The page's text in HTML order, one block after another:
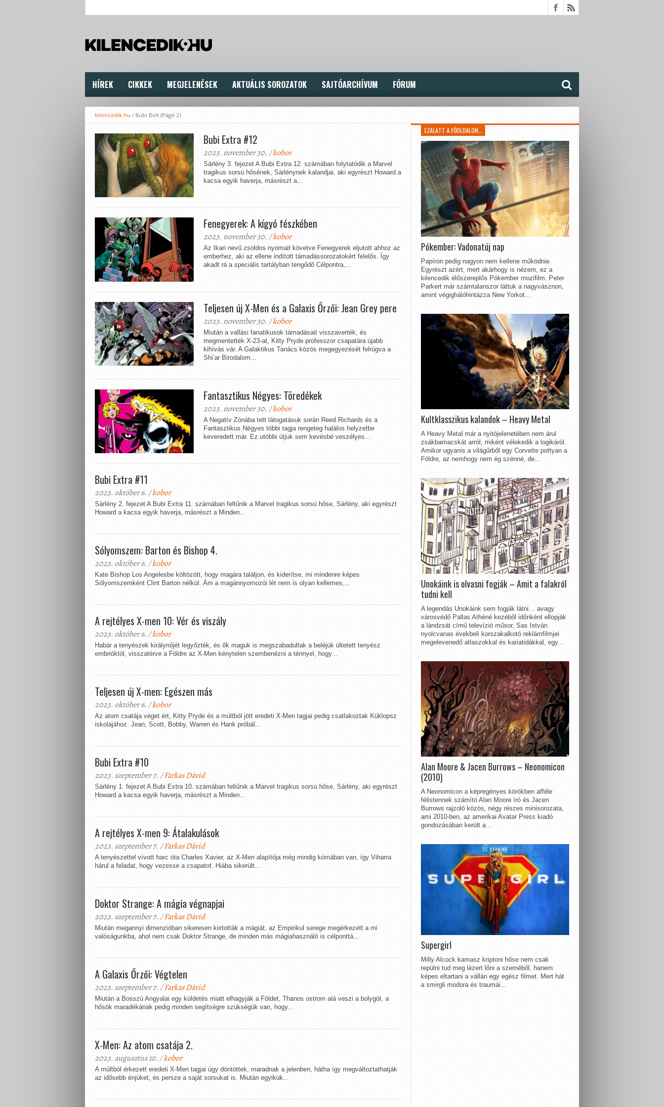
HÍREK CIKKEK MEGJELENÉSEK AKTUÁLIS SOROZATOK SAJTÓARCHÍVUM FÓRUM
kilencedik.hu / Bubi Bolt (Page 2)
Bubi Extra #12
2023. november 30. /kobor
Sárlény 3. fejezet A Bubi Extra 12. számában folytatódik a Marvel
tragikus sorsú hősének, Sárlénynek kalandjai, aki egyrészt Howard a
kacsa egyik haverja, másrészt a...
Fenegyerek: A kígyó fészkében
2023. november 30. /kobor
Az Ikari nevű zsoldos nyomait követve Fenegyerek eljutott ahhoz az
emberhez, aki az ellene indított támadássorozatokért felelős. Így
akadt rá a speciális tartályban tengődő Célpontra,...
Teljesen új X-Men és a Galaxis Őrzői: Jean Grey pere
2023. november 30. /kobor
Miután a vallási fanatikusok támadásait visszaverték, és
megmentették X-23-at, Kitty Pryde professzor csapatára újabb
kihívás vár. A Galaktikus Tanács közös megegyezését felrúgva a
Shi’ar Birodalom...
Fantasztikus Négyes: Töredékek
2023. november 30. /kobor
A Negatív Zónába tett látogatásuk során Reed Richards és a
Fantasztikus Négyes többi tagja rengeteg halálos helyzetbe
keveredett már. Ez utóbbi útjuk sem kevésbé veszélyes...
Bubi Extra #11
2023. október 6. /kobor
Sárlény 2. fejezet A Bubi Extra 11. számában feltűnik a Marvel tragikus sorsú hőse, Sárlény, aki egyrészt
Howard a kacsa egyik haverja, másrészt a Minden...
Sólyomszem: Barton és Bishop 4.
2023. október 6. /kobor
Kate Bishop Los Angelesbe költözött, hogy magára találjon, és kiderítse, mi mindenre képes
Sólyomszemként Clint Barton nélkül. Ám a magánnyomozói lét nem is olyan kellemes,...
A rejtélyes X-men 10: Vér és viszály
2023. október 6. /kobor
Habár a tenyészek királynőjét legyőzték, és ők maguk is megszabadultak a beléjük ültetett tenyész
embrióktól, visszatérve a Földre az X-Men kénytelen szembenézni a ténnyel, hogy...
Teljesen új X-men: Egészen más
2023. október 6. /kobor
Az atom csatája véget ért, Kitty Pryde és a múltból jött eredeti X-Men tagjai pedig csatlakoztak Küklopsz
iskolájához. Jean, Scott, Bobby, Warren és Hank próbál...
Bubi Extra #10
2023. szeptember 7. /Farkas Dávid
Sárlény 1. fejezet A Bubi Extra 10. számában feltűnik a Marvel tragikus sorsú hőse, Sárlény, aki egyrészt
Howard a kacsa egyik haverja, másrészt a Minden...
A rejtélyes X-men 9: Átalakulások
2023. szeptember 7. /Farkas Dávid
A tenyészettel vívott harc óta Charles Xavier, az X-Men alapítója még mindig kómában van, így Viharra
hárul a feladat, hogy vezesse a csapatot. Hiába sikerült...
Doktor Strange: A mágia végnapjai
2023. szeptember 7. /Farkas Dávid
Miután megannyi dimenzióban sikeresen kiirtották a mágiát, az Empirikul serege megérkezett a mi
valóságunkba, ahol nem csak Doktor Strange, de minden más mágiahasználó is célponttá...
A Galaxis Őrzői: Végtelen
2023. szeptember 7. /Farkas Dávid
Miután a Bosszú Angyalai egy küldetés miatt elhagyják a Földet, Thanos ostrom alá veszi a bolygót, a
hősök maradékának pedig minden segítségre szükségük van, hogy...
X-Men: Az atom csatája 2.
2023. augusztus 10. /kobor
A múltból érkezett eredeti X-Men tagjai úgy döntöttek, maradnak a jelenben, hátha így megváltoztathatják
az idősebb énjüket, és persze a saját sorsukat is. Miután egyikük...
EZALATT A FŐOLDALON…
Pókember: Vadonatúj nap
Papíron pedig nagyon nem kellene működnie.
Egyrészt azért, mert akárhogy is nézem, ez a
kilencedik élőszereplős Pókember mozifilm. Peter
Parkert már számtalanszor láttuk a nagyvásznon,
amint végighálóhintázza New Yorkot...
Kultklasszikus kalandok – Heavy Metal
A Heavy Metal már a nyitójelenetében nem árul
zsákbamacskát arról, miként vélekedik a logikáról.
Amikor ugyanis a világűrből egy Corvette pottyan a
Földre, az nemhogy nem ég szénné, de...
Unokáink is olvasni fogják – Amit a falakról
tudni kell
A legendás Unokáink sem fogják látni… avagy
városvédő Pallas Athéné kezéből időnként ellopják
a lándzsát című televízió műsor, Sas István
nyolcvanas évekbeli korszakalkotó reklámfilmjei
megelevenedő atlaszokkal és kariatidákkal, egy...
Alan Moore & Jacen Burrows – Neonomicon
(2010)
A Neonomicon a képregényes körökben afféle
félistennek számító Alan Moore író és Jacen
Burrows rajzoló közös, négy részes minisorozata,
ami 2010-ben, az amerikai Avatar Press kiadó
gondozásában került a...
Supergirl
Milly Alcock kamasz kriptoni hőse nem csak
repülni tud meg lézert lőni a szeméből, hanem
képes eltartani a vállán egy egész filmet. Mert hát
a smirgli modora és traumái...